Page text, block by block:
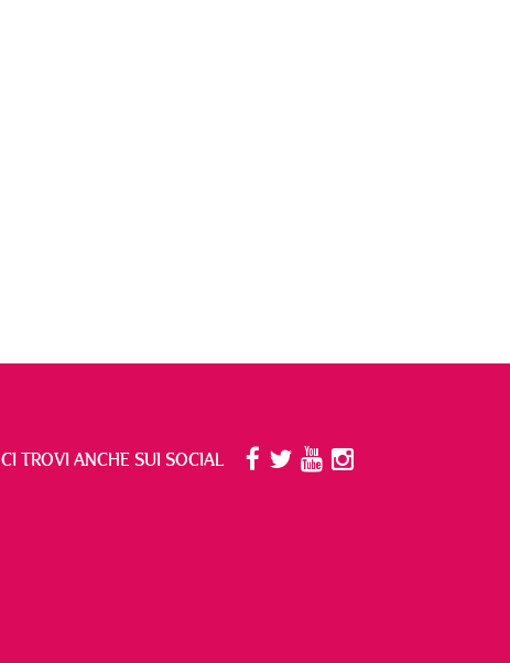
CI TROVI ANCHE SUI SOCIAL